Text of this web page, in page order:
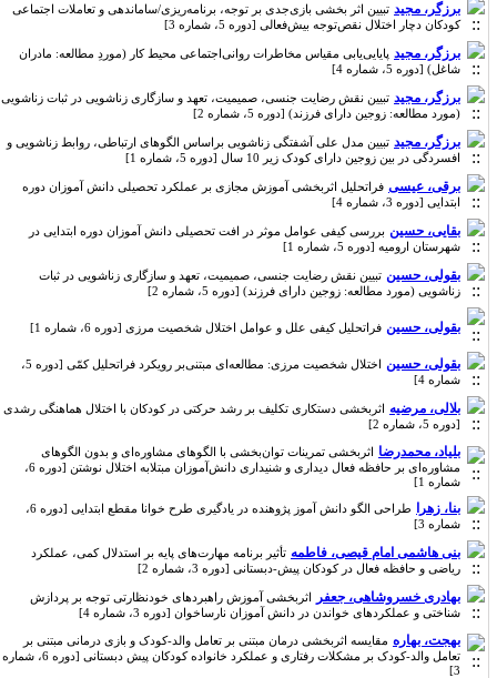
برزگر، مجید تبیین اثر بخشی بازی‌جدی بر توجه، برنامه‌ریزی/ساماندهی و تعاملات اجتماعی
کودکان دچار اختلال نقص‌توجه بیش‌فعالی [دوره 5، شماره 3]
برزگر، مجید پایایی‌یابی مقیاس مخاطرات روانی‌اجتماعی محیط کار (موردِ مطالعه: مادران
شاغل) [دوره 5، شماره 4]
برزگر، مجید تبیین نقش رضایت جنسی، صمیمیت، تعهد و سازگاری زناشویی در ثبات زناشویی
(مورد مطالعه: زوجین دارای فرزند) [دوره 5، شماره 2]
برزگر، مجید تبیین مدل علی آشفتگی زناشویی براساس الگوهای ارتباطی، روابط زناشویی و
افسردگی در بین زوجین دارای کودک زیر 10 سال [دوره 5، شماره 1]
برقی، عیسی فراتحلیل اثربخشی آموزش مجازی بر عملکرد تحصیلی دانش آموزان دوره
ابتدایی [دوره 3، شماره 4]
بقایی، حسین بررسی کیفی عوامل موثر در افت تحصیلی دانش آموزان دوره ابتدایی در
شهرستان ارومیه [دوره 5، شماره 1]
بقولی، حسین تبیین نقش رضایت جنسی، صمیمیت، تعهد و سازگاری زناشویی در ثبات
زناشویی (مورد مطالعه: زوجین دارای فرزند) [دوره 5، شماره 2]
بقولی، حسین فراتحلیل کیفی علل و عوامل اختلال شخصیت مرزی [دوره 6، شماره 1]
بقولی، حسین
اختلال شخصیت مرزی: مطالعه‌ای مبتنی‌بر رویکرد فراتحلیل کمّی [دوره 5،
شماره 4]
بلالی، مرضیه اثربخشی دستکاری تکلیف بر رشد حرکتی در کودکان با اختلال هماهنگی رشدی
[دوره 5، شماره 2]
بلیاد، محمدرضا اثربخشی تمرینات توان‌بخشی با الگوهای مشاوره‌ای و بدون الگوهای
مشاوره‌ای بر حافظه فعال دیداری و شنیداری دانش‌آموزان مبتلابه اختلال نوشتن [دوره 6،
شماره 1]
بنا، زهرا
طراحی الگو دانش آموز پژوهنده در یادگیری طرح خوانا مقطع ابتدایی [دوره 6،
شماره 3]
بنی هاشمی امام قیصی، فاطمه تأثیر برنامه مهارت‌های پایه بر استدلال کمی، عملکرد
ریاضی و حافظه فعال در کودکان پیش-دبستانی [دوره 3، شماره 2]
بهادری خسروشاهی، جعفر اثربخشی آموزش راهبردهای خودنظارتی توجه بر پردازش
شناختی و عملکردهای خواندن در دانش آموزان نارساخوان [دوره 3، شماره 4]
بهجت، بهاره مقایسه اثربخشی درمان مبتنی بر تعامل والد-کودک و بازی درمانی مبتنی بر
تعامل والد-کودک بر مشکلات رفتاری و عملکرد خانواده کودکان پیش دبستانی [دوره 6، شماره
3]